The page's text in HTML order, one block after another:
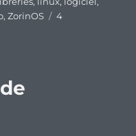
,ZorinOS
4